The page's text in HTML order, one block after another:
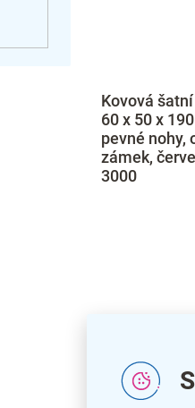
Kovová
60 x 50 x
pevné nohy,
zámek,
3000